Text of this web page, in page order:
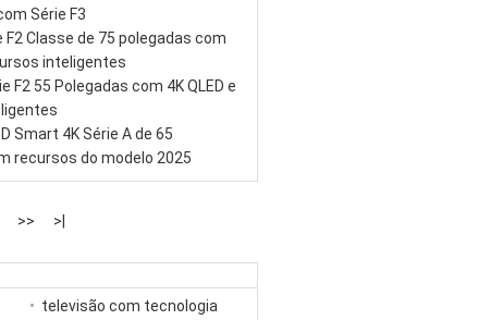
Série F3
F2 Classe de 75 polegadas com
inteligentes
F2 55 Polegadas com 4K QLED e
Smart 4K Série A de 65
recursos do modelo 2025
>> >|
televisão com tecnologia